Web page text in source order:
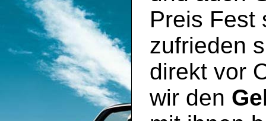
Preis Fest
zufrieden
direkt vor
wir den